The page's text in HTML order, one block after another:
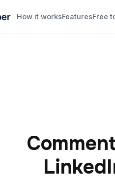
How it worksFeaturesFree